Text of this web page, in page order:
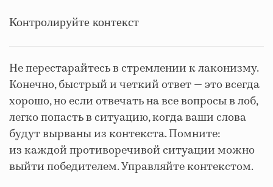
Контролируйте контекст
Не перестарайтесь в стремлении к лаконизму.
Конечно, быстрый и четкий ответ — это всегда
хорошо, но если отвечать на все вопросы в лоб,
легко попасть в ситуацию, когда ваши слова
будут вырваны из контекста. Помните:
из каждой противоречивой ситуации можно
выйти победителем. Управляйте контекстом.